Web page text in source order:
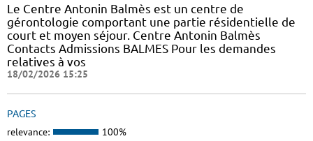
Le Centre Antonin Balmès est un centre de
gérontologie comportant une partie résidentielle de
court et moyen séjour. Centre Antonin Balmès
Contacts Admissions BALMES Pour les demandes
relatives à vos
18/02/2026 15:25
PAGES
relevance: 100%